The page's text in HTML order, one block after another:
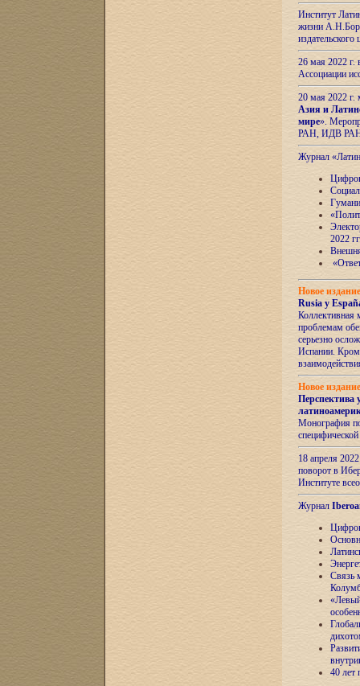
Институт
жизни
26 мая 2022
Ассоциации
20 мая 2022
Азия и
мире».
РАН, ИДВ
Журнал
2022
Новое
Rusia y
Коллективная
проблемам
серьезно
Испании.
Новое
Перспектива
Монография
18 апреля
поворот в
Институте
Журнал
Связь
40 лет